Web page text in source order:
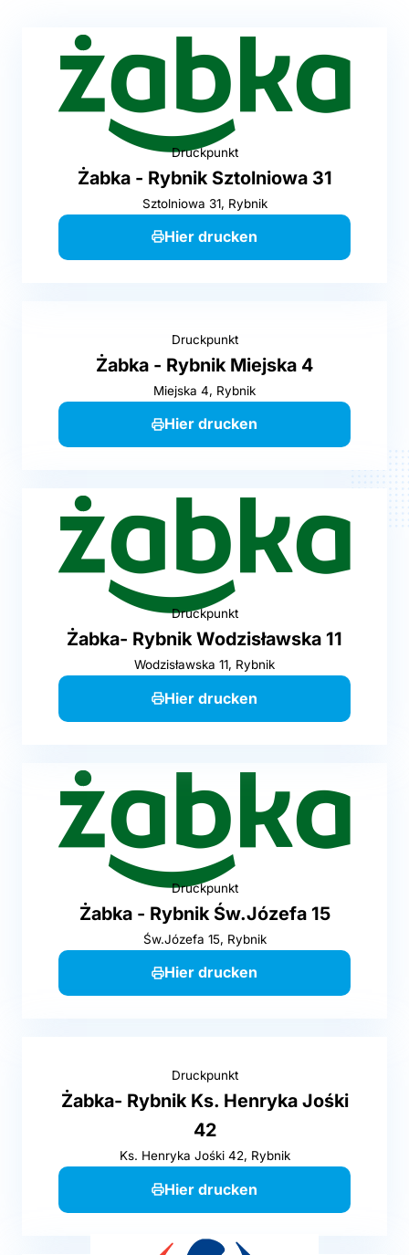
Druckpunkt
Żabka - Rybnik Sztolniowa 31
Sztolniowa 31, Rybnik
Hier drucken
Druckpunkt
Żabka - Rybnik Miejska 4
Miejska 4, Rybnik
Hier drucken
Druckpunkt
Żabka- Rybnik Wodzisławska 11
Wodzisławska 11, Rybnik
Hier drucken
Druckpunkt
Żabka - Rybnik Św.Józefa 15
Św.Józefa 15, Rybnik
Hier drucken
Druckpunkt
Żabka- Rybnik Ks. Henryka Jośki
42
Ks. Henryka Jośki 42, Rybnik
Hier drucken